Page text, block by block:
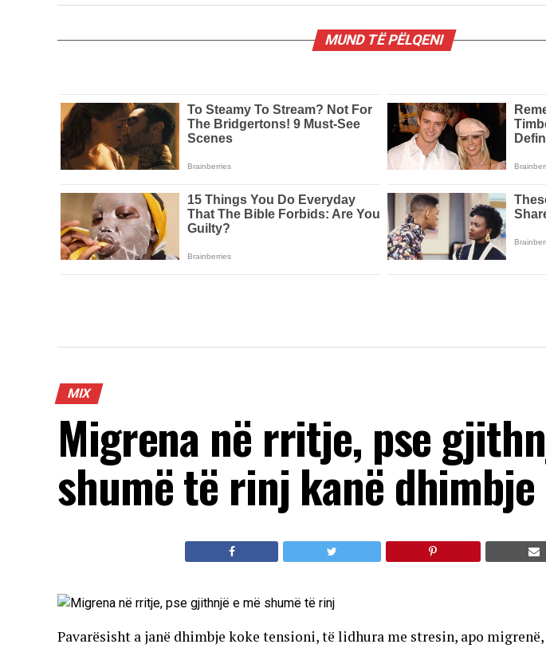
MUND TË PËLQENI
MIX
Migrena në rritje, pse
shumë të rinj kanë
Pavarësisht a janë dhimbje koke tensioni, të lidhura me stresin, apo